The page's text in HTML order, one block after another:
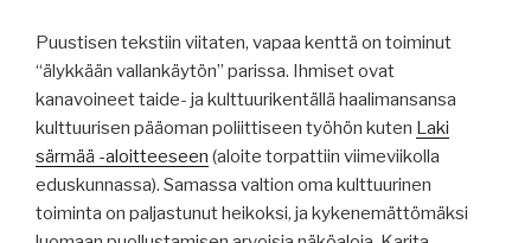
Puustisen tekstiin viitaten, vapaa kenttä on toiminut
“älykkään vallankäytön” parissa. Ihmiset ovat
kanavoineet taide- ja kulttuurikentällä haalimansansa
kulttuurisen pääoman poliittiseen työhön kuten Laki
särmää -aloitteeseen (aloite torpattiin viimeviikolla
eduskunnassa). Samassa valtion oma kulttuurinen
toiminta on paljastunut heikoksi, ja kykenemättömäksi